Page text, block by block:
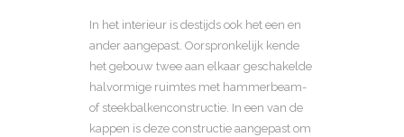
In het interieur is destijds ook het een en
ander aangepast. Oorspronkelijk kende
het gebouw twee aan elkaar geschakelde
halvormige ruimtes met hammerbeam-
of steekbalkenconstructie. In een van de
kappen is deze constructie aangepast om